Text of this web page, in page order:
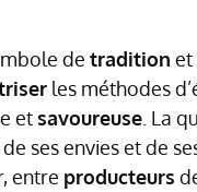
de tradition et
les méthodes
et savoureuse . La
ses envies et de
entre producteurs